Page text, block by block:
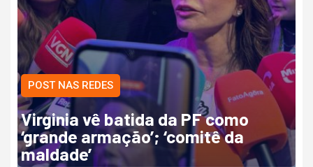
POST NAS REDES
Virginia vê batida da PF como
‘grande armação’; ‘comitê da
maldade’